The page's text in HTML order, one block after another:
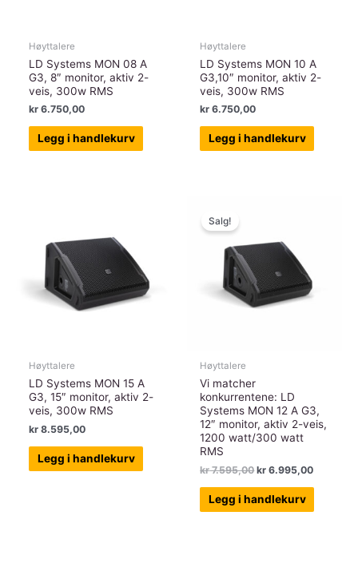
Høyttalere
LD Systems MON 08 A
G3, 8″ monitor, aktiv 2-
veis, 300w RMS
kr 6.750,00
Legg i handlekurv
Høyttalere
LD Systems MON 10 A
G3,10″ monitor, aktiv 2-
veis, 300w RMS
kr 6.750,00
Legg i handlekurv
Høyttalere
LD Systems MON 15 A
G3, 15″ monitor, aktiv 2-
veis, 300w RMS
kr 8.595,00
Legg i handlekurv
Salg!
Høyttalere
Vi matcher
konkurrentene: LD
Systems MON 12 A G3,
12″ monitor, aktiv 2-veis,
1200 watt/300 watt
RMS
kr7.595,00Opprinnelig
var:
kr 7.595,00.
kr 6.995,00
kr
Legg i handlekurv